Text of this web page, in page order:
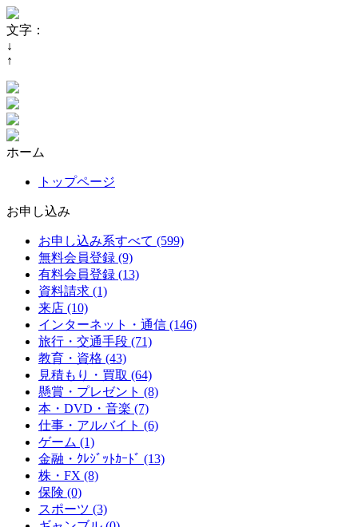
文字：
↓
↑
ホーム
トップページ
お申し込み
お申し込み系すべて (599)
無料会員登録 (9)
有料会員登録 (13)
資料請求 (1)
来店 (10)
インターネット・通信 (146)
旅行・交通手段 (71)
教育・資格 (43)
見積もり・買取 (64)
懸賞・プレゼント (8)
本・DVD・音楽 (7)
仕事・アルバイト (6)
ゲーム (1)
金融・ｸﾚｼﾞｯﾄｶｰﾄﾞ (13)
株・FX (8)
保険 (0)
スポーツ (3)